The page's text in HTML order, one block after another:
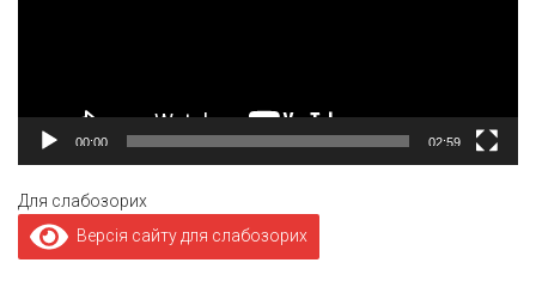
00:00 02:59
Для слабозорих
Версія сайту для слабозорих